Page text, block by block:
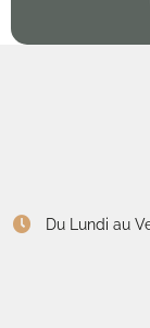
Du Lundi au